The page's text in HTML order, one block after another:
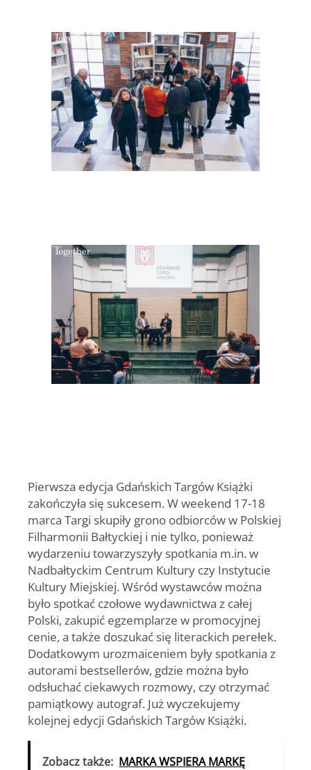
Pierwsza edycja Gdańskich Targów Książki
zakończyła się sukcesem. W weekend 17-18
marca Targi skupiły grono odbiorców w Polskiej
Filharmonii Bałtyckiej i nie tylko, ponieważ
wydarzeniu towarzyszyły spotkania m.in. w
Nadbałtyckim Centrum Kultury czy Instytucie
Kultury Miejskiej. Wśród wystawców można
było spotkać czołowe wydawnictwa z całej
Polski, zakupić egzemplarze w promocyjnej
cenie, a także doszukać się literackich perełek.
Dodatkowym urozmaiceniem były spotkania z
autorami bestsellerów, gdzie można było
odsłuchać ciekawych rozmowy, czy otrzymać
pamiątkowy autograf. Już wyczekujemy
kolejnej edycji Gdańskich Targów Książki.
Zobacz także: MARKA WSPIERA MARKĘ